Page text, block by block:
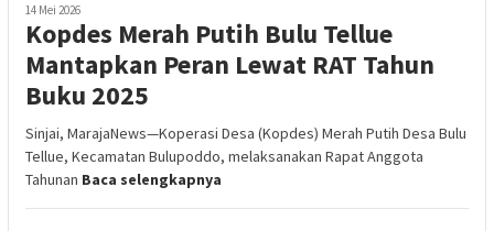
14 Mei 2026
Kopdes Merah Putih Bulu Tellue
Mantapkan Peran Lewat RAT Tahun
Buku 2025
Sinjai, MarajaNews—Koperasi Desa (Kopdes) Merah Putih Desa Bulu
Tellue, Kecamatan Bulupoddo, melaksanakan Rapat Anggota
Tahunan Baca selengkapnya